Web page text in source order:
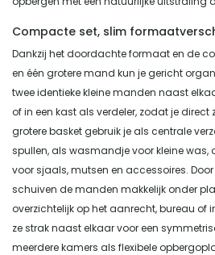
Compacte set, slim
Dankzij het doordachte formaat en de
en één grotere mand kun je gericht
twee identieke kleine manden naast
of in een kast als verdeler, zodat je direct
grotere basket gebruik je als centrale
spullen, als wasmandje voor kleine
voor sjaals, mutsen en accessoires.
schuiven de manden makkelijk onder
overzichtelijk op het aanrecht, bureau of
ze strak naast elkaar voor een
meerdere kamers als flexibele